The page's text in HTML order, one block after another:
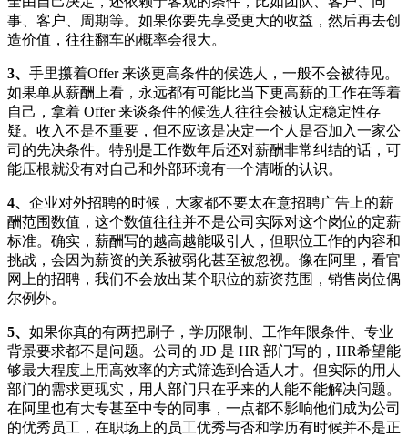
事、客户、周期等。如果你要先享受更大的收益，然后再去创
造价值，往往翻车的概率会很大。
3、 手里攥着Offer 来谈更高条件的候选人，一般不会被待见。
如果单从薪酬上看，永远都有可能比当下更高薪的工作在等着
自己，拿着 Offer 来谈条件的候选人往往会被认定稳定性存
疑。收入不是不重要，但不应该是决定一个人是否加入一家公
司的先决条件。特别是工作数年后还对薪酬非常纠结的话，可
能压根就没有对自己和外部环境有一个清晰的认识。
4、 企业对外招聘的时候，大家都不要太在意招聘广告上的薪
酬范围数值，这个数值往往并不是公司实际对这个岗位的定薪
标准。确实，薪酬写的越高越能吸引人，但职位工作的内容和
挑战，会因为薪资的关系被弱化甚至被忽视。像在阿里，看官
网上的招聘，我们不会放出某个职位的薪资范围，销售岗位偶
尔例外。
5、 如果你真的有两把刷子，学历限制、工作年限条件、专业
背景要求都不是问题。公司的 JD 是 HR 部门写的，HR希望能
够最大程度上用高效率的方式筛选到合适人才。但实际的用人
部门的需求更现实，用人部门只在乎来的人能不能解决问题。
在阿里也有大专甚至中专的同事，一点都不影响他们成为公司
的优秀员工，在职场上的员工优秀与否和学历有时候并不是正